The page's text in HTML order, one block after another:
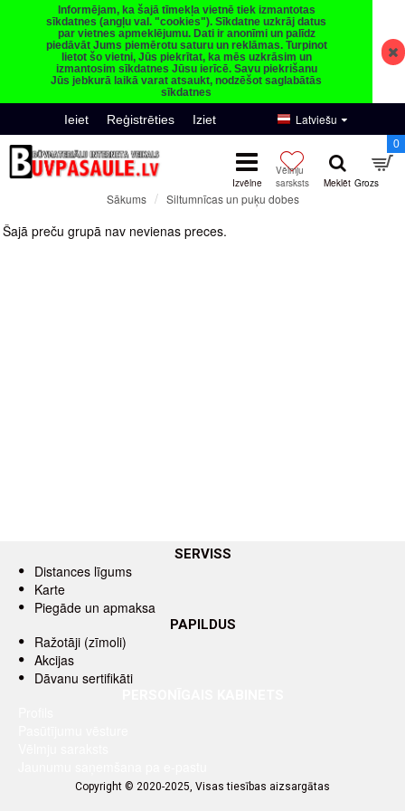
Informējam, ka šajā tīmekļa vietnē tiek izmantotas
sīkdatnes (angļu val. "cookies"). Sīkdatne uzkrāj datus
par vietnes apmeklējumu. Dati ir anonīmi un palīdz
piedāvāt Jums piemērotu saturu un reklāmas. Turpinot
lietot šo vietni, Jūs piekrītat, ka mēs uzkrāsim un
izmantosim sīkdatnes Jūsu ierīcē. Savu piekrišanu
Jūs jebkurā laikā varat atsaukt, nodzēšot saglabātās
sīkdatnes
Ieiet Reģistrēties Iziet Latviešu
0
Sākums Siltumnīcas un puķu dobes
Šajā preču grupā nav nevienas preces.
SERVISS
Distances līgums
Karte
Piegāde un apmaksa
PAPILDUS
Ražotāji (zīmoli)
Akcijas
Dāvanu sertifikāti
Copyright © 2020-2025, Visas tiesības aizsargātas